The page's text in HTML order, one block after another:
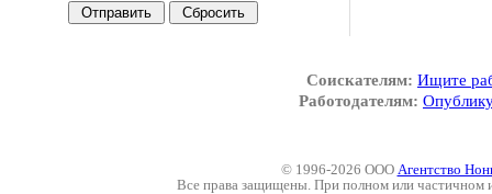
Соискателям: Ищите
Работодателям:
© 1996-2026 ООО Агентство
Все права защищены. При полном или частичном